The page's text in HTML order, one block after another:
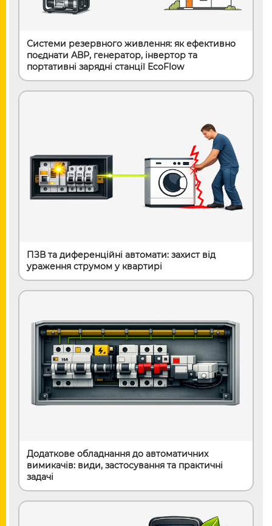
Системи резервного живлення: як ефективно
поєднати АВР, генератор, інвертор та
портативні зарядні станції EcoFlow
ПЗВ та диференційні автомати: захист від
ураження струмом у квартирі
Додаткове обладнання до автоматичних
вимикачів: види, застосування та практичні
задачі